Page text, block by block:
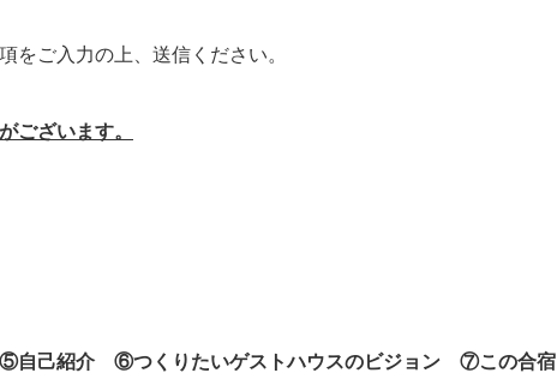
をご入力の上、送信ください。
ございます。
紹介 ⑥つくりたいゲストハウスのビジョン ⑦この合宿